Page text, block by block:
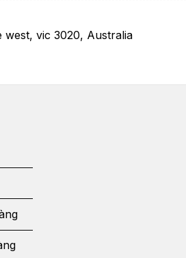
west, vic 3020, Australia